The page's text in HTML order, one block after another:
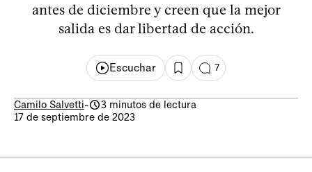
antes de diciembre y creen que la mejor
salida es dar libertad de acción.
Escuchar 7
Camilo Salvetti-
3 minutos de lectura
17 de septiembre de 2023